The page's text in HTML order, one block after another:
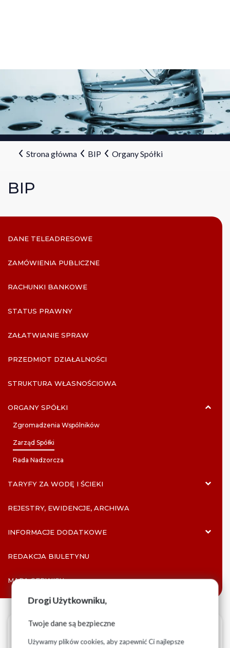
Drogi Użytkowniku,
Twoje dane są bezpieczne
Używamy plików cookies, aby zapewnić Ci najlepsze
Strona główna BIP Organy Spółki
BIP
DANE TELEADRESOWE
ZAMÓWIENIA PUBLICZNE
RACHUNKI BANKOWE
STATUS PRAWNY
ZAŁATWIANIE SPRAW
PRZEDMIOT DZIAŁALNOŚCI
STRUKTURA WŁASNOŚCIOWA
ORGANY SPÓŁKI
Zgromadzenia Wspólników
Zarząd Spółki
Rada Nadzorcza
TARYFY ZA WODĘ I ŚCIEKI
REJESTRY, EWIDENCJE, ARCHIWA
INFORMACJE DODATKOWE
REDAKCJA BIULETYNU
MAPA SERWISU
15-04-2022
Metadane WersjonowanieDrukuj